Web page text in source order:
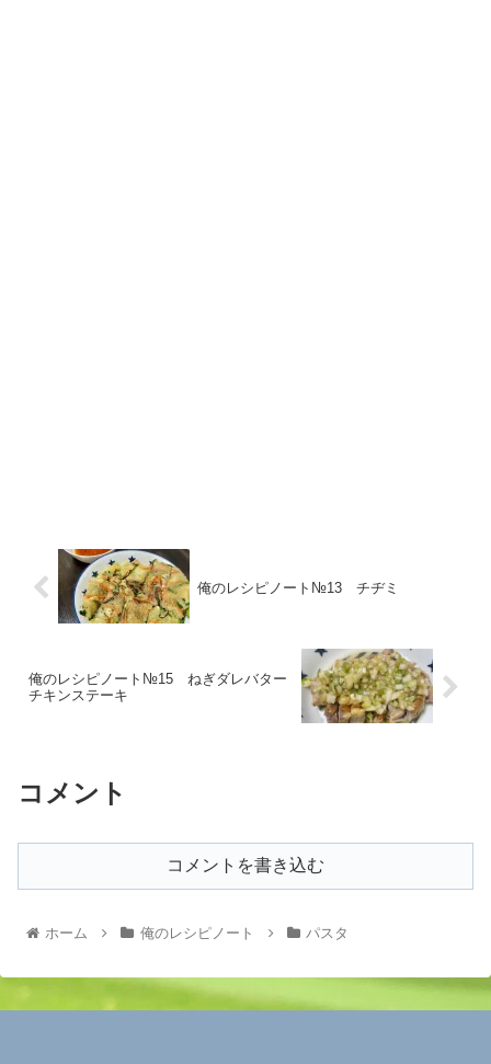
俺のレシピノート№13 チヂミ
俺のレシピノート№15 ねぎダレバター
チキンステーキ
コメント
コメントを書き込む
ホーム 俺のレシピノート パスタ